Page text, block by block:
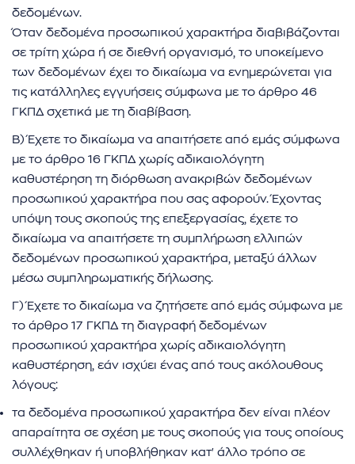
δεδομένων.
Όταν δεδομένα προσωπικού χαρακτήρα διαβιβάζονται
σε τρίτη χώρα ή σε διεθνή οργανισμό, το υποκείμενο
των δεδομένων έχει το δικαίωμα να ενημερώνεται για
τις κατάλληλες εγγυήσεις σύμφωνα με το άρθρο 46
ΓΚΠΔ σχετικά με τη διαβίβαση.
Β) Έχετε το δικαίωμα να απαιτήσετε από εμάς σύμφωνα
με το άρθρο 16 ΓΚΠΔ χωρίς αδικαιολόγητη
καθυστέρηση τη διόρθωση ανακριβών δεδομένων
προσωπικού χαρακτήρα που σας αφορούν. Έχοντας
υπόψη τους σκοπούς της επεξεργασίας, έχετε το
δικαίωμα να απαιτήσετε τη συμπλήρωση ελλιπών
δεδομένων προσωπικού χαρακτήρα, μεταξύ άλλων
μέσω συμπληρωματικής δήλωσης.
Γ) Έχετε το δικαίωμα να ζητήσετε από εμάς σύμφωνα με
το άρθρο 17 ΓΚΠΔ τη διαγραφή δεδομένων
προσωπικού χαρακτήρα χωρίς αδικαιολόγητη
καθυστέρηση, εάν ισχύει ένας από τους ακόλουθους
λόγους:
τα δεδομένα προσωπικού χαρακτήρα δεν είναι πλέον
απαραίτητα σε σχέση με τους σκοπούς για τους οποίους
συλλέχθηκαν ή υποβλήθηκαν κατ' άλλο τρόπο σε